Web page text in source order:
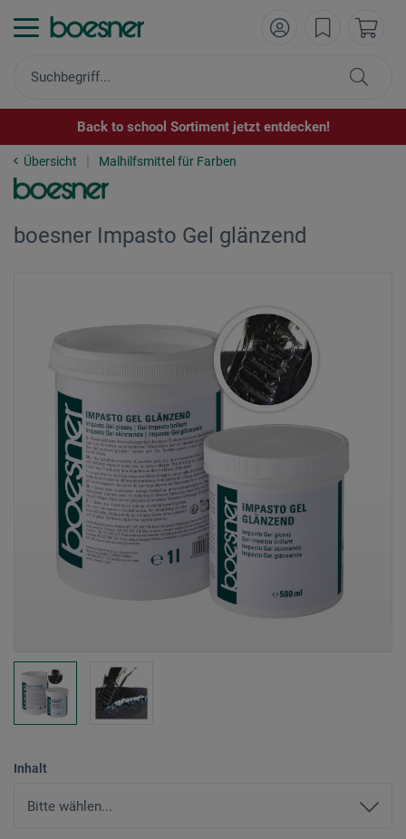
Back to school Sortiment jetzt entdecken!
Übersicht Malhilfsmittel für Farben
boesner Impasto Gel glänzend
Inhalt